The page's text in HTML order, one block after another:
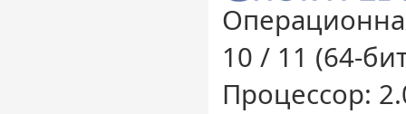
10 / 11 (64-
Процессор: